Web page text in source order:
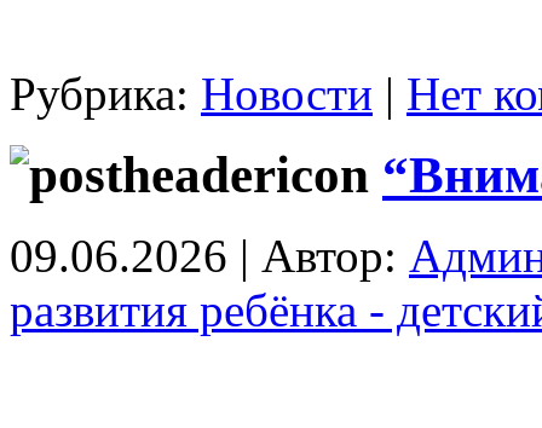
Рубрика: Новости | Нет
09.06.2026 | Автор:
развития ребёнка -